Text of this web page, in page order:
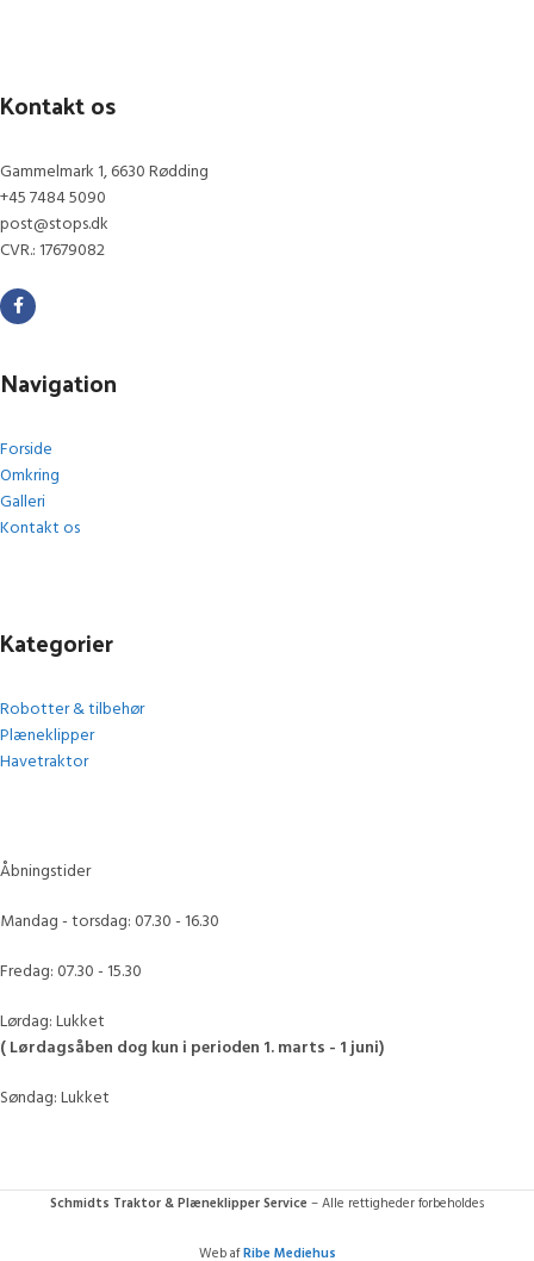
Kontakt os
Gammelmark 1, 6630 Rødding
+45 7484 5090
post@stops.dk
CVR.: 17679082
Navigation
Forside
Omkring
Galleri
Kontakt os
Kategorier
Robotter & tilbehør
Plæneklipper
Havetraktor
Åbningstider
Mandag - torsdag: 07.30 - 16.30
Fredag: 07.30 - 15.30
Lørdag: Lukket
( Lørdagsåben dog kun i perioden 1. marts - 1 juni)
Søndag: Lukket
Schmidts Traktor & Plæneklipper Service – Alle rettigheder forbeholdes
Web afRibe Mediehus